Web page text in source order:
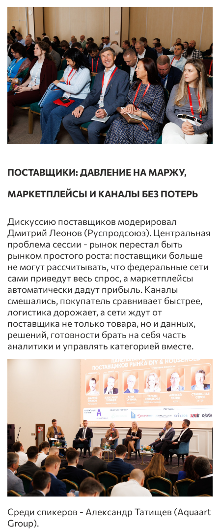
ПОСТАВЩИКИ: ДАВЛЕНИЕ НА МАРЖУ,
МАРКЕТПЛЕЙСЫ И КАНАЛЫ БЕЗ ПОТЕРЬ
Дискуссию поставщиков модерировал
Дмитрий Леонов (Руспродсоюз). Центральная
проблема сессии - рынок перестал быть
рынком простого роста: поставщики больше
не могут рассчитывать, что федеральные сети
сами приведут весь спрос, а маркетплейсы
автоматически дадут прибыль. Каналы
смешались, покупатель сравнивает быстрее,
логистика дорожает, а сети ждут от
поставщика не только товара, но и данных,
решений, готовности брать на себя часть
аналитики и управлять категорией вместе.
Среди спикеров - Александр Татищев (Aquaart
Group).